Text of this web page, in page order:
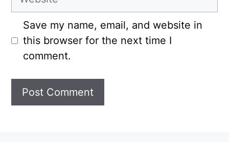
Save my name, email, and website in
this browser for the next time I
comment.